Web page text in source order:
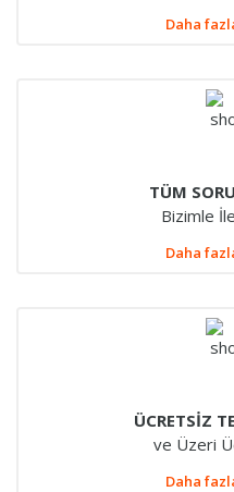
Daha
TÜM
Bizimle
Daha
ÜCRETSİZ
ve Üzeri
Daha